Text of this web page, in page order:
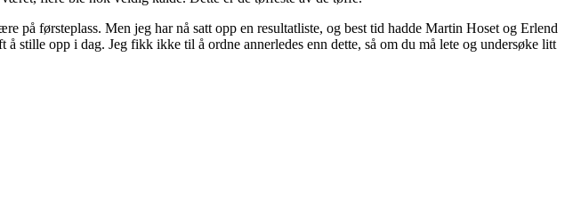
på førsteplass. Men jeg har nå satt opp en resultatliste, og best tid hadde Martin Hoset og Erlend
opp i dag. Jeg fikk ikke til å ordne annerledes enn dette, så om du må lete og undersøke litt